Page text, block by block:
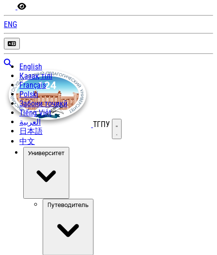
ENG
English
Қазақ тілі
Français
Polski
Забони тоҷикӣ
Tiếng Việt
العربية
日本語
中文
ТГПУ Открыть меню
Университет
Путеводитель